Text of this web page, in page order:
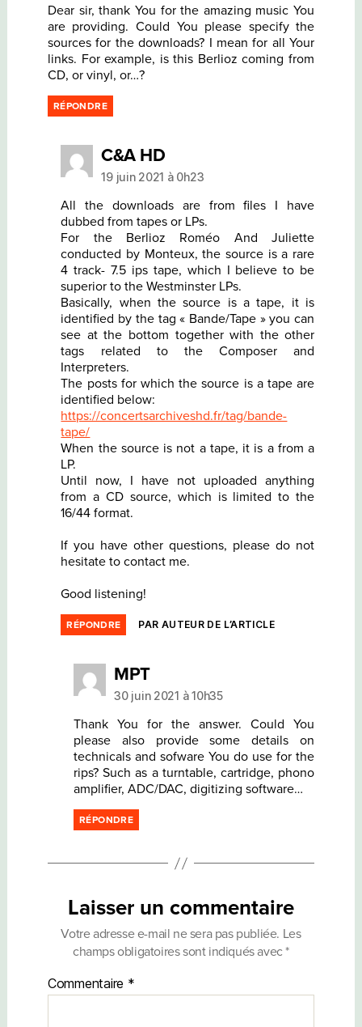
Dear sir, thank You for the amazing music You
are providing. Could You please specify the
sources for the downloads? I mean for all Your
links. For example, is this Berlioz coming from
CD, or vinyl, or…?
RÉPONDRE
C&A HDdit :
19 juin 2021 à 0h23
All the downloads are from files I have
dubbed from tapes or LPs.
For the Berlioz Roméo And Juliette
conducted by Monteux, the source is a rare
4 track- 7.5 ips tape, which I believe to be
superior to the Westminster LPs.
Basically, when the source is a tape, it is
identified by the tag « Bande/Tape » you can
see at the bottom together with the other
tags related to the Composer and
Interpreters.
The posts for which the source is a tape are
identified below:
https://concertsarchiveshd.fr/tag/bande-
tape/
When the source is not a tape, it is a from a
LP.
Until now, I have not uploaded anything
from a CD source, which is limited to the
16/44 format.
If you have other questions, please do not
hesitate to contact me.
Good listening!
RÉPONDRE PAR AUTEUR DE L’ARTICLE
MPTdit :
30 juin 2021 à 10h35
Thank You for the answer. Could You
please also provide some details on
technicals and sofware You do use for the
rips? Such as a turntable, cartridge, phono
amplifier, ADC/DAC, digitizing software…
RÉPONDRE
Laisser un commentaire
Votre adresse e-mail ne sera pas publiée. Les
champs obligatoires sont indiqués avec*
Commentaire *